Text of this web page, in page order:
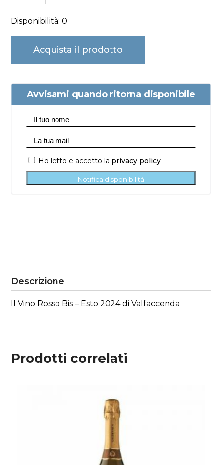
Disponibilità: 0
Acquista il prodotto
Avvisami quando ritorna disponibile
Ho letto e accetto la privacy policy
Notifica disponibilità
Descrizione
Il Vino Rosso Bis – Esto 2024 di Valfaccenda
Prodotti correlati